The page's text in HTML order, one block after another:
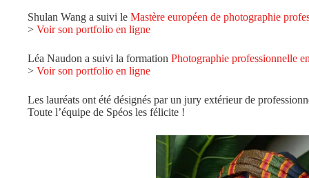
Shulan Wang a suivi le Mastère européen de photographie
> Voir son portfolio en ligne
Léa Naudon a suivi la formation Photographie professionnelle
> Voir son portfolio en ligne
Les lauréats ont été désignés par un jury extérieur de
Toute l’équipe de Spéos les félicite !